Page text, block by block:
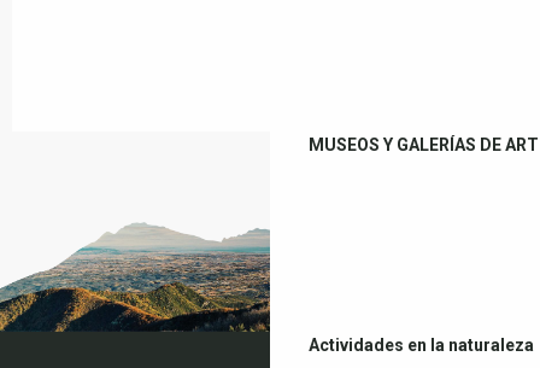
MUSEOS Y GALERÍAS DE
Actividades en la naturaleza